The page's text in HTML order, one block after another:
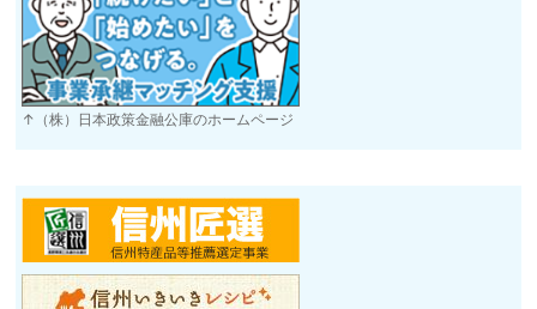
↑（株）日本政策金融公庫のホームページ